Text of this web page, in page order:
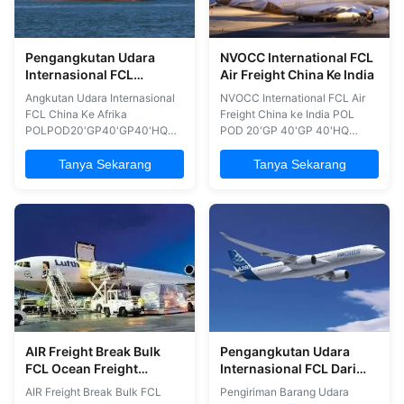
Pengangkutan Udara
Internasional FCL
Pengangkutan Laut China
Ke Afrika CIF
Angkutan Udara Internasional
FCL China Ke Afrika
POLPOD20'GP40'GP40'HQCARRIERWAKTU
35 HariQINGDAOPORT
LOUISTBDTBDTBDMSC20-35
TOWNTBDTBDTBDCOSCO20-
35 HariSHANGHAICAPE
TOWNTBDTBDTBDWHL20-35
HariSHANGHAIPORT ...
Tanya Sekarang
NVOCC International FCL
Air Freight China Ke India
NVOCC International FCL Air
Freight China ke India POL
POD 20'GP 40'GP 40'HQ
Shanghai Chennai TBD TBD
TBD MSC 20-30 hari Qingdao
CGM 20-30 hari Qingdao NEW
DELHI TBD TBD TBD COSCO
20-30 hari Shanghai NEW ...
Tanya Sekarang
AIR Freight Break Bulk
FCL Ocean Freight
Ningbo Shanghai Ke
AIR Freight Break Bulk FCL
Pengangkutan Udara
Internasional FCL Dari
Cina Ke Malaysia
Pengiriman Barang Udara